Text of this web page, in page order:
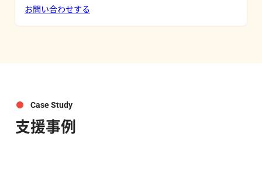
お問い合わせする
Case Study
支援事例